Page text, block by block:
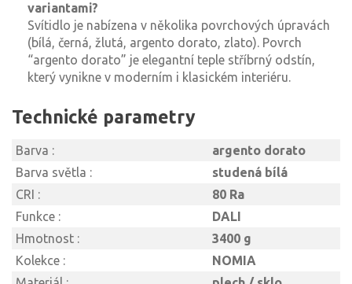
variantami?
Svítidlo je nabízena v několika povrchových úpravách
(bílá, černá, žlutá, argento dorato, zlato). Povrch
“argento dorato” je elegantní teple stříbrný odstín,
který vynikne v moderním i klasickém interiéru.
Technické parametry
Barva :
argento dorato
Barva světla :
studená bílá
CRI :
80 Ra
Funkce :
DALI
Hmotnost :
3400 g
Kolekce :
NOMIA